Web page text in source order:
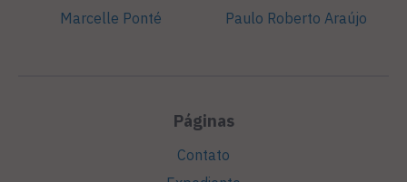
Marcelle Ponté
Paulo Roberto Araújo
Páginas
Contato